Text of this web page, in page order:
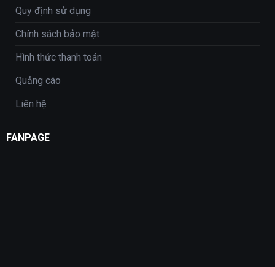
Quy định sử dụng
Chính sách bảo mật
Hình thức thanh toán
Quảng cáo
Liên hệ
FANPAGE